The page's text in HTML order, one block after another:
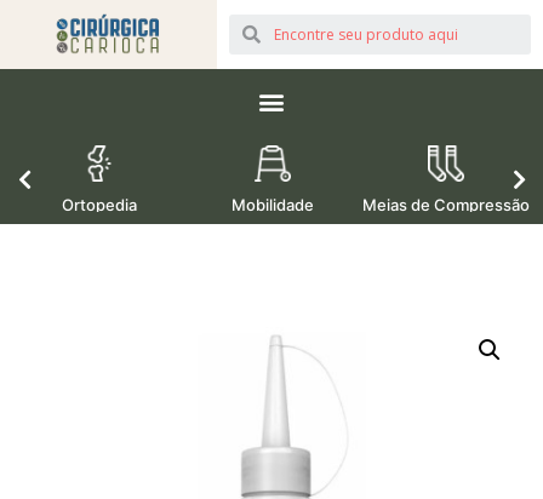
Ortopedia Mobilidade Meias de Compressão